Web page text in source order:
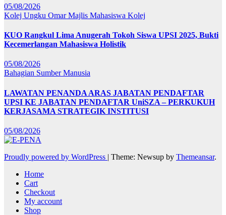
05/08/2026
Kolej Ungku OmarMajlis Mahasiswa Kolej
KUO Rangkul Lima Anugerah Tokoh Siswa UPSI 2025, Bukti
Kecemerlangan Mahasiswa Holistik
05/08/2026
Bahagian Sumber Manusia
LAWATAN PENANDA ARAS JABATAN PENDAFTAR
UPSI KE JABATAN PENDAFTAR UniSZA – PERKUKUH
KERJASAMA STRATEGIK INSTITUSI
05/08/2026
Proudly powered by WordPress | Theme: Newsup by Themeansar.
Home
Cart
Checkout
My account
Shop